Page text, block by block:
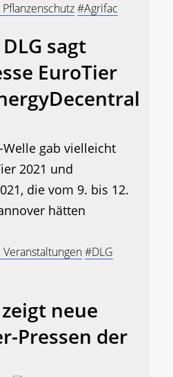
#Agrifac
sagt
EuroTier
gab vielleicht
2021 und
die vom 9. bis 12.
hätten
#DLG
neue
Pressen der